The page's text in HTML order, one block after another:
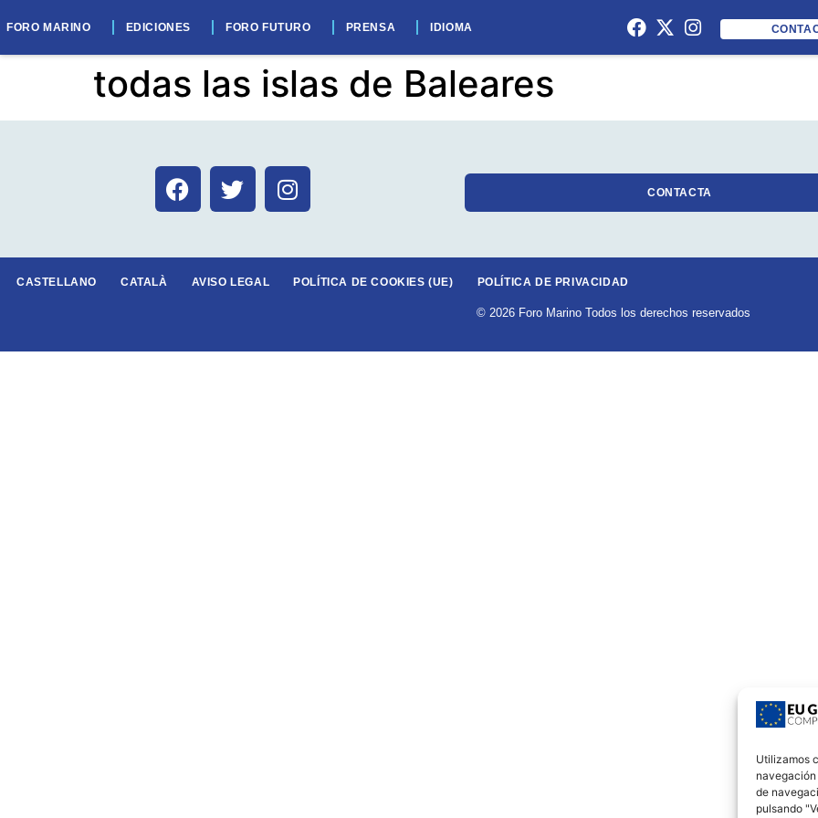
Utilizamos
de
pulsando
FORO MARINO EDICIONES FORO FUTURO PRENSA IDIOMA
La sexta edición del Foro Marino de Ibiza
todas las islas de Baleares
CONTACTA
CASTELLANO CATALÀ AVISO LEGAL POLÍTICA DE COOKIES (UE) POLÍTICA DE PRIVACIDAD
© 2026 Foro Marino Todos los derechos reservados